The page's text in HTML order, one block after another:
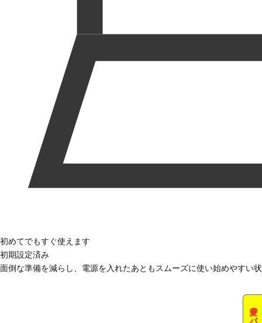
初めてでもすぐ使えます
初期設定済み
面倒な準備を減らし、電源を入れたあともスムーズに使い始めやすい